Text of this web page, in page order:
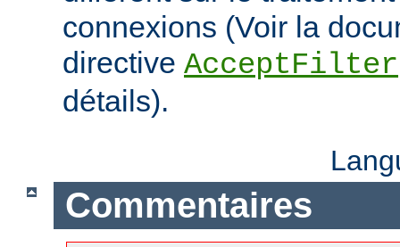
connexions (Voir la
directive AcceptFilter
détails).
Commentaires